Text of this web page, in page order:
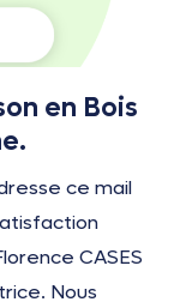
en Bois
ce mail
CASES
Nous